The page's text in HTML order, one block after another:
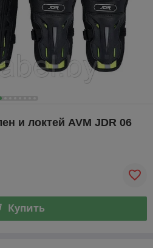
и локтей AVM JDR 06
Купить